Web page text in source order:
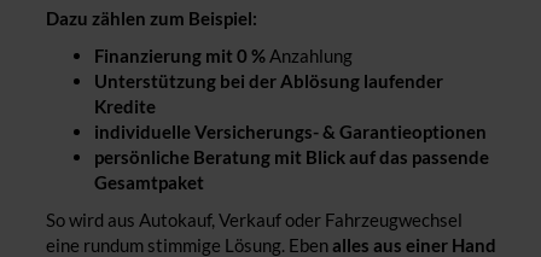
Dazu zählen zum Beispiel:
Finanzierung mit 0 %Anzahlung
Unterstützung bei der Ablösung laufender
Kredite
individuelle Versicherungs- & Garantieoptionen
persönliche Beratung mit Blick auf das passende
Gesamtpaket
So wird aus Autokauf, Verkauf oder Fahrzeugwechsel
eine rundum stimmige Lösung. Eben alles aus einer Hand